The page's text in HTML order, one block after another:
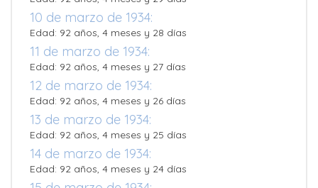
10 de marzo de 1934:
Edad: 92 años, 4 meses y 28 días
11 de marzo de 1934:
Edad: 92 años, 4 meses y 27 días
12 de marzo de 1934:
Edad: 92 años, 4 meses y 26 días
13 de marzo de 1934:
Edad: 92 años, 4 meses y 25 días
14 de marzo de 1934:
Edad: 92 años, 4 meses y 24 días